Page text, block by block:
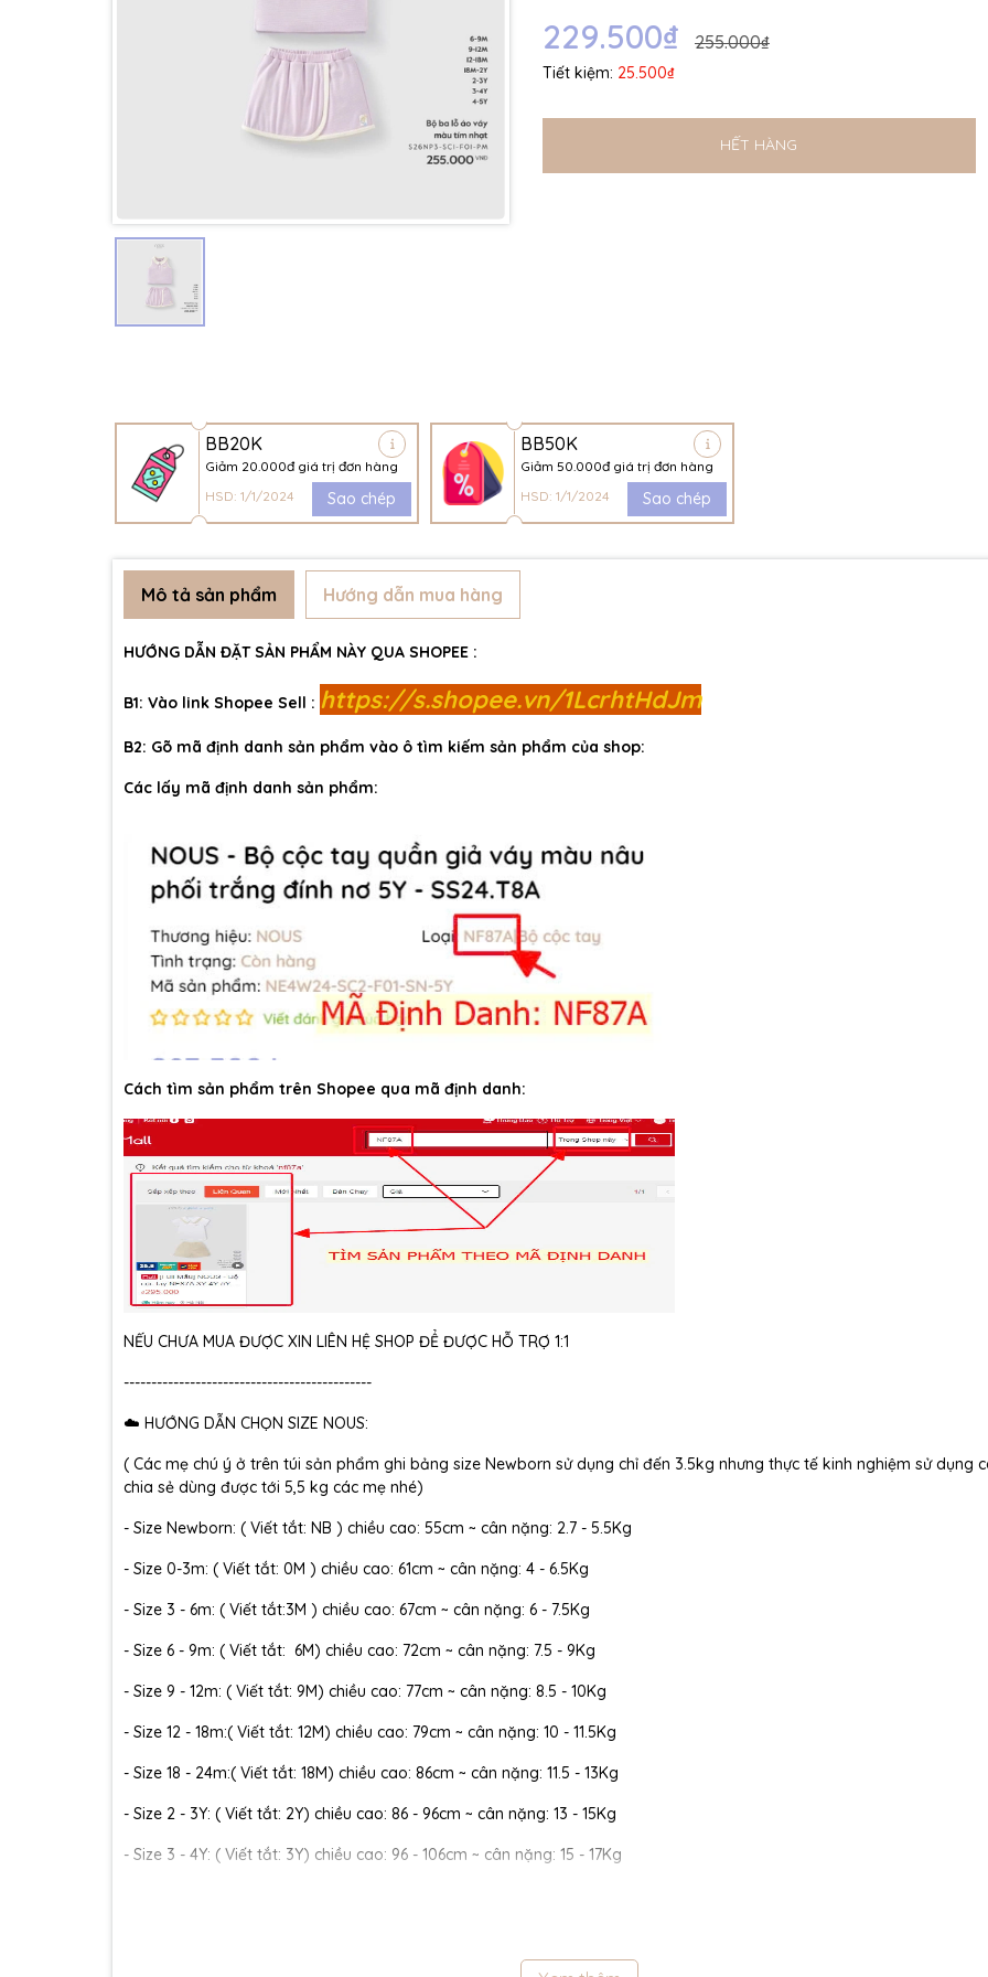
229.500₫ 255.000₫
Tiết kiệm: 25.500₫
HẾT HÀNG
BB20K
Giảm 20.000đ giá trị đơn hàng
HSD: 1/1/2024
Sao chép
BB50K
Giảm 50.000đ giá trị đơn hàng
HSD: 1/1/2024
Sao chép
Điều kiện:
Mô tả sản phẩm Hướng dẫn mua hàng
HƯỚNG DẪN ĐẶT SẢN PHẨM NÀY QUA SHOPEE :
B1: Vào link Shopee Sell : https://s.shopee.vn/1LcrhtHdJm
B2: Gõ mã định danh sản phẩm vào ô tìm kiếm sản phẩm của shop:
Các lấy mã định danh sản phẩm:
Cách tìm sản phẩm trên Shopee qua mã định danh:
NẾU CHƯA MUA ĐƯỢC XIN LIÊN HỆ SHOP ĐỂ ĐƯỢC HỖ TRỢ 1:1
---------------------------------------------
☁️ HƯỚNG DẪN CHỌN SIZE NOUS:
( Các mẹ chú ý ở trên túi sản phẩm ghi bảng size Newborn sử dụng chỉ đến 3.5kg nhưng thực tế kinh nghiệm sử dụng
chia sẻ dùng được tới 5,5 kg các mẹ nhé)
- Size Newborn: ( Viết tắt: NB ) chiều cao: 55cm ~ cân nặng: 2.7 - 5.5Kg
- Size 0-3m: ( Viết tắt: 0M ) chiều cao: 61cm ~ cân nặng: 4 - 6.5Kg
- Size 3 - 6m: ( Viết tắt:3M ) chiều cao: 67cm ~ cân nặng: 6 - 7.5Kg
- Size 6 - 9m: ( Viết tắt: 6M) chiều cao: 72cm ~ cân nặng: 7.5 - 9Kg
- Size 9 - 12m: ( Viết tắt: 9M) chiều cao: 77cm ~ cân nặng: 8.5 - 10Kg
- Size 12 - 18m:( Viết tắt: 12M) chiều cao: 79cm ~ cân nặng: 10 - 11.5Kg
- Size 18 - 24m:( Viết tắt: 18M) chiều cao: 86cm ~ cân nặng: 11.5 - 13Kg
- Size 2 - 3Y: ( Viết tắt: 2Y) chiều cao: 86 - 96cm ~ cân nặng: 13 - 15Kg
- Size 3 - 4Y: ( Viết tắt: 3Y) chiều cao: 96 - 106cm ~ cân nặng: 15 - 17Kg